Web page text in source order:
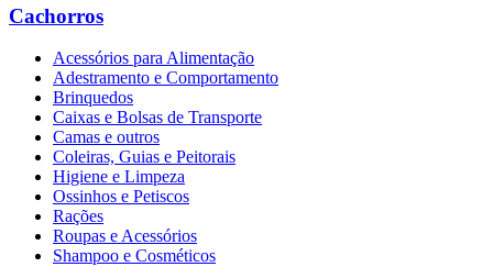
Cachorros
Acessórios para Alimentação
Adestramento e Comportamento
Brinquedos
Caixas e Bolsas de Transporte
Camas e outros
Coleiras, Guias e Peitorais
Higiene e Limpeza
Ossinhos e Petiscos
Rações
Roupas e Acessórios
Shampoo e Cosméticos